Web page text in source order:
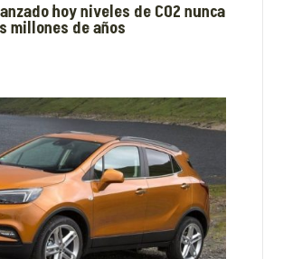
hoy niveles de CO2 nunca
millones de años